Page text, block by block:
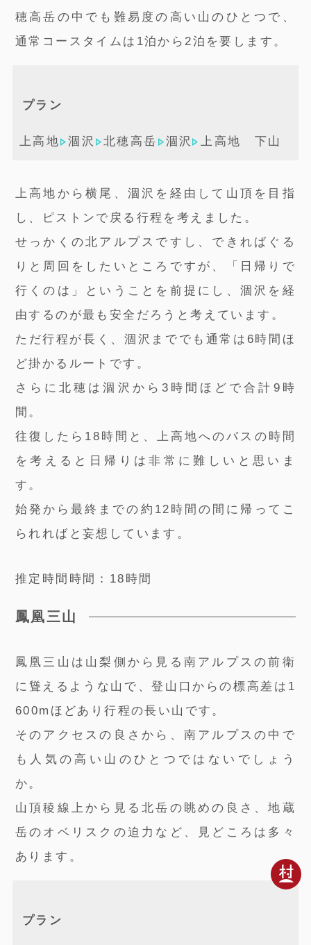
穂高岳の中でも難易度の高い山のひとつで、
通常コースタイムは1泊から2泊を要します。
プラン
上高地 涸沢 北穂高岳 涸沢 上高地 下山
上高地から横尾、涸沢を経由して山頂を目指
し、ピストンで戻る行程を考えました。
せっかくの北アルプスですし、できればぐる
りと周回をしたいところですが、「日帰りで
行くのは」ということを前提にし、涸沢を経
由するのが最も安全だろうと考えています。
ただ行程が長く、涸沢まででも通常は6時間ほ
ど掛かるルートです。
さらに北穂は涸沢から3時間ほどで合計9時
間。
往復したら18時間と、上高地へのバスの時間
を考えると日帰りは非常に難しいと思いま
す。
始発から最終までの約12時間の間に帰ってこ
られればと妄想しています。
推定時間時間：18時間
鳳凰三山
鳳凰三山は山梨側から見る南アルプスの前衛
に聳えるような山で、登山口からの標高差は1
600mほどあり行程の長い山です。
そのアクセスの良さから、南アルプスの中で
も人気の高い山のひとつではないでしょう
か。
山頂稜線上から見る北岳の眺めの良さ、地蔵
岳のオベリスクの迫力など、見どころは多々
あります。
プラン